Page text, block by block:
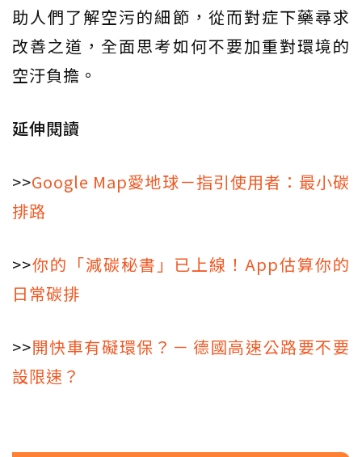
助人們了解空污的細節，從而對症下藥尋求
改善之道，全面思考如何不要加重對環境的
空汙負擔。
延伸閱讀
>>Google Map愛地球－指引使用者：最小碳
排路
>>你的「減碳秘書」已上線！App估算你的
日常碳排
>>開快車有礙環保？－ 德國高速公路要不要
設限速？